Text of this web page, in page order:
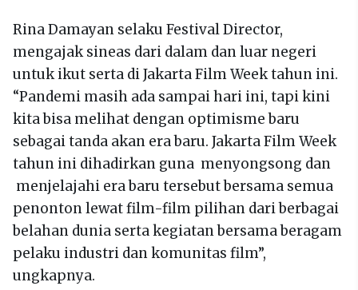
Rina Damayan selaku Festival Director,
mengajak sineas dari dalam dan luar negeri
untuk ikut serta di Jakarta Film Week tahun ini.
“Pandemi masih ada sampai hari ini, tapi kini
kita bisa melihat dengan optimisme baru
sebagai tanda akan era baru. Jakarta Film Week
tahun ini dihadirkan guna menyongsong dan
menjelajahi era baru tersebut bersama semua
penonton lewat film-film pilihan dari berbagai
belahan dunia serta kegiatan bersama beragam
pelaku industri dan komunitas film”,
ungkapnya.